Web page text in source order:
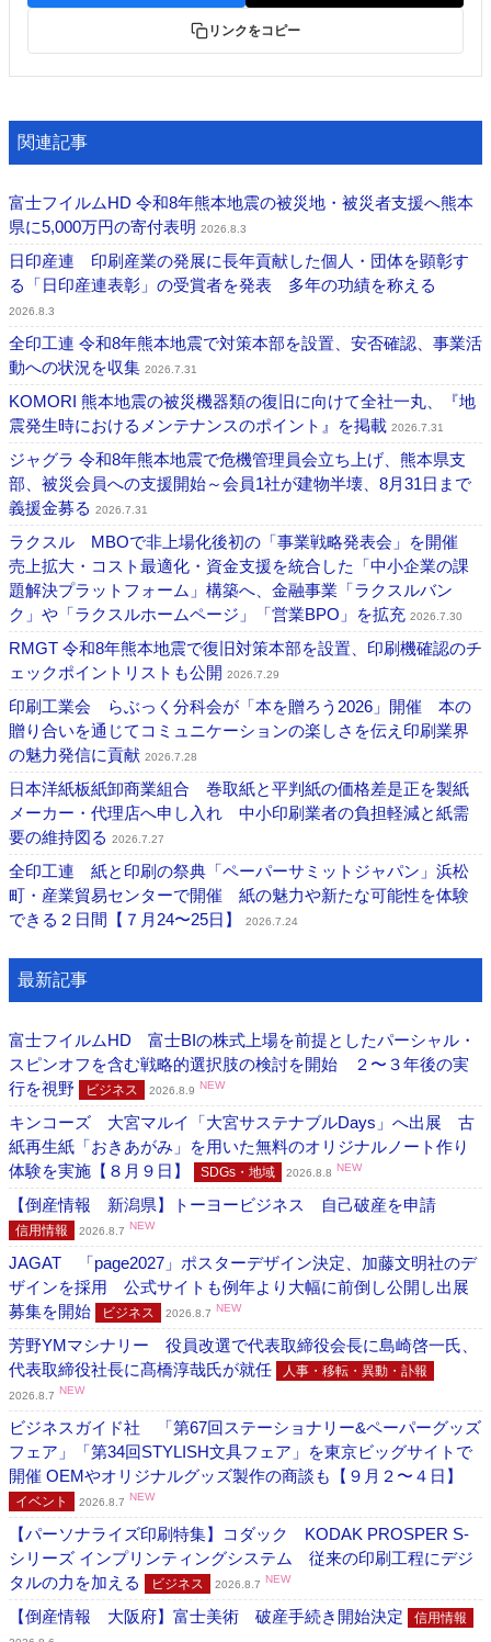
リンクをコピー
関連記事
富士フイルムHD 令和8年熊本地震の被災地・被災者支援へ熊本
県に5,000万円の寄付表明 2026.8.3
日印産連 印刷産業の発展に長年貢献した個人・団体を顕彰す
る「日印産連表彰」の受賞者を発表 多年の功績を称える
2026.8.3
全印工連 令和8年熊本地震で対策本部を設置、安否確認、事業活
動への状況を収集 2026.7.31
KOMORI 熊本地震の被災機器類の復旧に向けて全社一丸、『地
震発生時におけるメンテナンスのポイント』を掲載 2026.7.31
ジャグラ 令和8年熊本地震で危機管理員会立ち上げ、熊本県支
部、被災会員への支援開始～会員1社が建物半壊、8月31日まで
義援金募る 2026.7.31
ラクスル MBOで非上場化後初の「事業戦略発表会」を開催
売上拡大・コスト最適化・資金支援を統合した「中小企業の課
題解決プラットフォーム」構築へ、金融事業「ラクスルバン
ク」や「ラクスルホームページ」「営業BPO」を拡充 2026.7.30
RMGT 令和8年熊本地震で復旧対策本部を設置、印刷機確認のチ
ェックポイントリストも公開 2026.7.29
印刷工業会 らぶっく分科会が「本を贈ろう2026」開催 本の
贈り合いを通じてコミュニケーションの楽しさを伝え印刷業界
の魅力発信に貢献 2026.7.28
日本洋紙板紙卸商業組合 巻取紙と平判紙の価格差是正を製紙
メーカー・代理店へ申し入れ 中小印刷業者の負担軽減と紙需
要の維持図る 2026.7.27
全印工連 紙と印刷の祭典「ペーパーサミットジャパン」浜松
町・産業貿易センターで開催 紙の魅力や新たな可能性を体験
できる２日間【７月24〜25日】
2026.7.24
最新記事
富士フイルムHD 富士BIの株式上場を前提としたパーシャル・
スピンオフを含む戦略的選択肢の検討を開始 ２〜３年後の実
行を視野
ビジネス 2026.8.9 NEW
キンコーズ 大宮マルイ「大宮サステナブルDays」へ出展 古
紙再生紙「おきあがみ」を用いた無料のオリジナルノート作り
体験を実施【８月９日】
SDGs・地域 2026.8.8 NEW
【倒産情報 新潟県】トーヨービジネス 自己破産を申請
信用情報 2026.8.7 NEW
JAGAT 「page2027」ポスターデザイン決定、加藤文明社のデ
ザインを採用 公式サイトも例年より大幅に前倒し公開し出展
募集を開始
ビジネス 2026.8.7 NEW
芳野YMマシナリー 役員改選で代表取締役会長に島崎啓一氏、
代表取締役社長に髙橋淳哉氏が就任
人事・移転・異動・訃報
2026.8.7 NEW
ビジネスガイド社 「第67回ステーショナリー&ペーパーグッズ
フェア」「第34回STYLISH文具フェア」を東京ビッグサイトで
開催 OEMやオリジナルグッズ製作の商談も【９月２〜４日】
イベント 2026.8.7 NEW
【パーソナライズ印刷特集】コダック KODAK PROSPER S-
シリーズ インプリンティングシステム 従来の印刷工程にデジ
タルの力を加える
ビジネス 2026.8.7 NEW
【倒産情報 大阪府】富士美術 破産手続き開始決定 信用情報